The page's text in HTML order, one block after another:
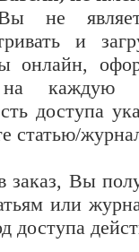
не
и
онлайн,
каждую
доступа
статью/
заказ, Вы
или
доступа